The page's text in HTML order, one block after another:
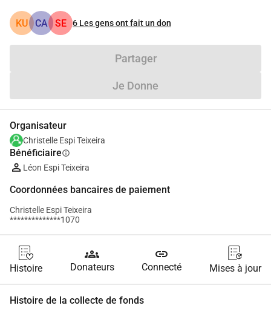
KU CA SE 6 Les gens ont fait un don
Partager
Je Donne
Organisateur
Christelle Espi Teixeira
Bénéficiaireinfo
Léon Espi Teixeira
Coordonnées bancaires de paiement
Christelle Espi Teixeira
**************1070
Histoire
groups
Donateurs
link
Connecté Mises à jour
Histoire de la collecte de fonds